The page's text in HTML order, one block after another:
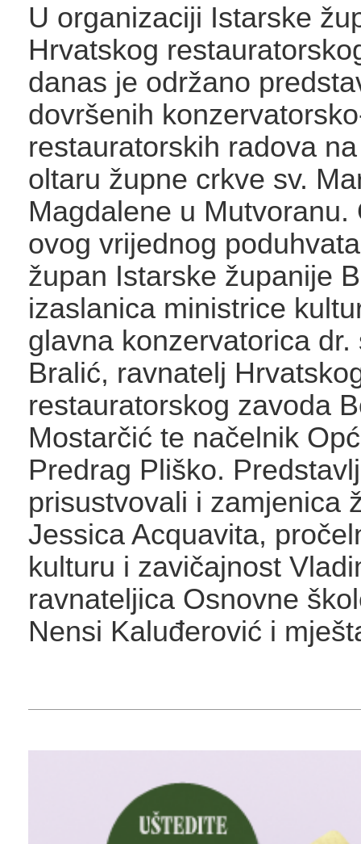
U organizaciji Istarske
Hrvatskog
danas je održano
dovršenih
restauratorskih radova
oltaru župne crkve sv.
Magdalene u Mutvoranu.
ovog vrijednog
župan Istarske županije
izaslanica ministrice
glavna konzervatorica dr.
Bralić, ravnatelj
restauratorskog zavoda
Mostarčić te načelnik
Predrag Pliško.
prisustvovali i zamjenica
Jessica Acquavita,
kulturu i zavičajnost
ravnateljica Osnovne
Nensi Kaluđerović i